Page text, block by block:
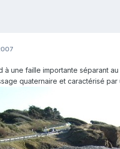
une faille importante séparant
quaternaire et caractérisé